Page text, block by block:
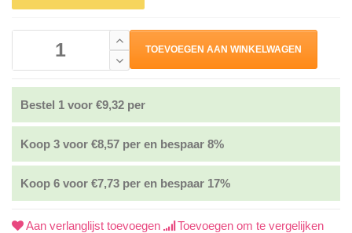
TOEVOEGEN AAN WINKELWAGEN
Bestel 1 voor €9,32 per
Koop 3 voor €8,57 per en bespaar 8%
Koop 6 voor €7,73 per en bespaar 17%
Aan verlanglijst toevoegen Toevoegen om te vergelijken